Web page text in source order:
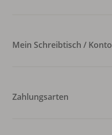
Mein Schreibtisch / Konto
Zahlungsarten